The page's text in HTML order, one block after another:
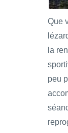
Que
la
peu